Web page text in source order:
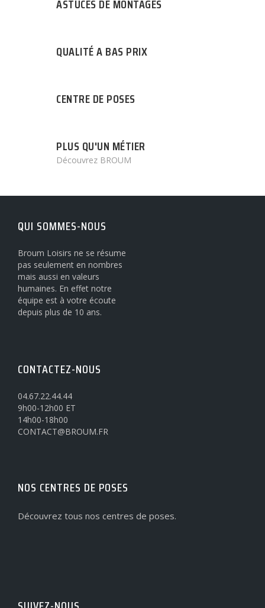
ASTUCES DE MONTAGES
QUALITÉ A BAS PRIX
CENTRE DE POSES
PLUS QU'UN MÉTIER
Découvrez BROUM
QUI SOMMES-NOUS
Broum Loisirs ne se résume
pas seulement en nombres
mais aussi en valeurs
humaines. En effet notre
équipe est à votre écoute
depuis plus de 10 ans.
CONTACTEZ-NOUS
04.67.22.44.44
9h00-12h00 ET
14h00-18h00
CONTACT@BROUM.FR
NOS CENTRES DE POSES
Découvrez tous nos centres de poses.